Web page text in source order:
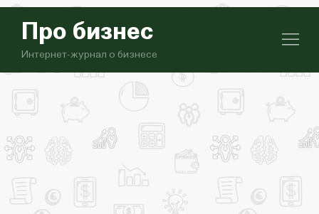
Про бизнес
Интернет-журнал о бизнесе